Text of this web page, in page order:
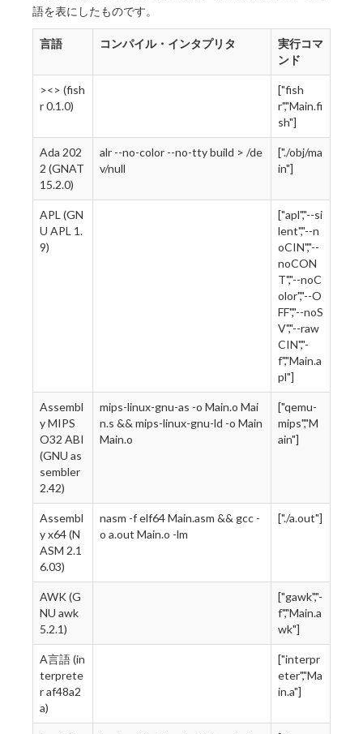
語を表にしたものです。
言語 コンパイル・インタプリタ
実行コマ
ンド
><> (fish
r 0.1.0)
["fish
r","Main.fi
sh"]
Ada 202
2 (GNAT
15.2.0)
alr --no-color --no-tty build > /de
v/null
["./obj/ma
in"]
APL (GN
U APL 1.
9)
["apl","--si
lent","--n
oCIN","--
noCON
T","--noC
olor","--O
FF","--noS
V","--raw
CIN","-
f","Main.a
pl"]
Assembl
y MIPS
O32 ABI
(GNU as
sembler
2.42)
mips-linux-gnu-as -o Main.o Mai
n.s && mips-linux-gnu-ld -o Main
Main.o
["qemu-
mips","M
ain"]
Assembl
y x64 (N
ASM 2.1
6.03)
nasm -f elf64 Main.asm && gcc -
o a.out Main.o -lm
["./a.out"]
AWK (G
NU awk
5.2.1)
["gawk","-
f","Main.a
wk"]
A言語 (in
terprete
r af48a2
a)
["interpr
eter","Ma
in.a"]